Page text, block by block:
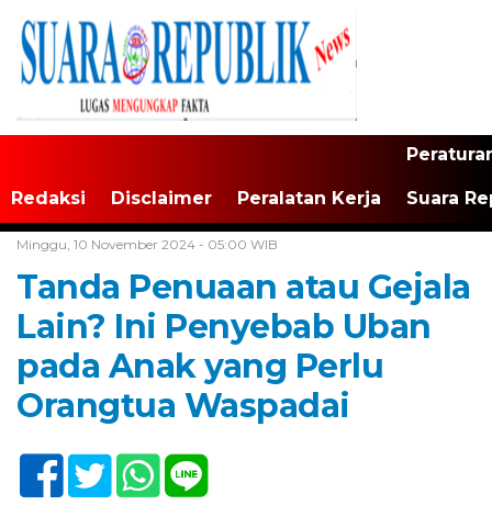
Redaksi Disclaimer Peralatan Kerja Suara
Minggu, 10 November 2024 - 05:00 WIB
Tanda Penuaan atau Gejala
Lain? Ini Penyebab Uban
pada Anak yang Perlu
Orangtua Waspadai